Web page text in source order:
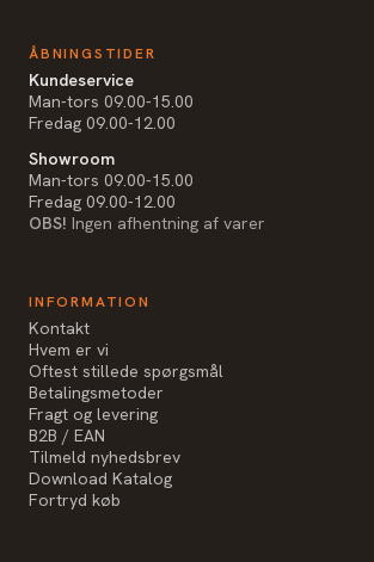
ÅBNINGSTIDER
Kundeservice
Man-tors 09.00-15.00
Fredag 09.00-12.00
Showroom
Man-tors 09.00-15.00
Fredag 09.00-12.00
OBS! Ingen afhentning af varer
INFORMATION
Kontakt
Hvem er vi
Oftest stillede spørgsmål
Betalingsmetoder
Fragt og levering
B2B / EAN
Tilmeld nyhedsbrev
Download Katalog
Fortryd køb